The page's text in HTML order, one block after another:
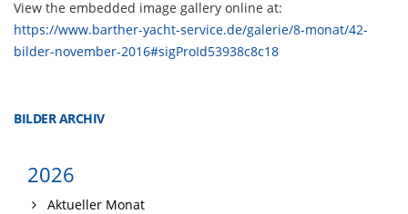
View the embedded image gallery online at:
https://www.barther-yacht-service.de/galerie/8-monat/42-
bilder-november-2016#sigProId53938c8c18
BILDER ARCHIV
2026
Aktueller Monat